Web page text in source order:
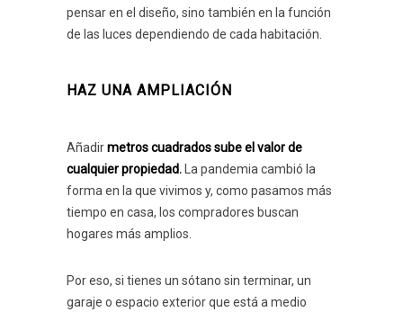
pensar en el diseño, sino también en la función
de las luces dependiendo de cada habitación.
HAZ UNA AMPLIACIÓN
Añadirmetros cuadrados sube el valor de
cualquier propiedad. La pandemia cambió la
forma en la que vivimos y, como pasamos más
tiempo en casa, los compradores buscan
hogares más amplios.
Por eso, si tienes un sótano sin terminar, un
garaje o espacio exterior que está a medio